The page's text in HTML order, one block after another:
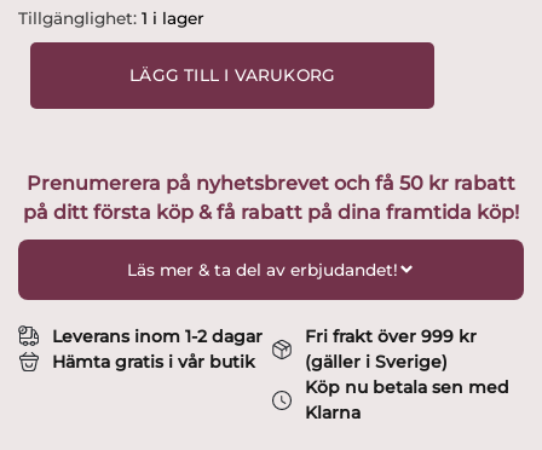
Tillgänglighet: 1 i lager
Skruf
Glasbruk
Bengt
Edenfalk
mängd
LÄGG TILL I VARUKORG
Prenumerera på nyhetsbrevet och få 50 kr rabatt
på ditt första köp & få rabatt på dina framtida köp!
Läs mer & ta del av erbjudandet!
Leverans inom 1-2 dagar
Hämta gratis i vår butik
Fri frakt över 999 kr
(gäller i Sverige)
Köp nu betala sen med
Klarna